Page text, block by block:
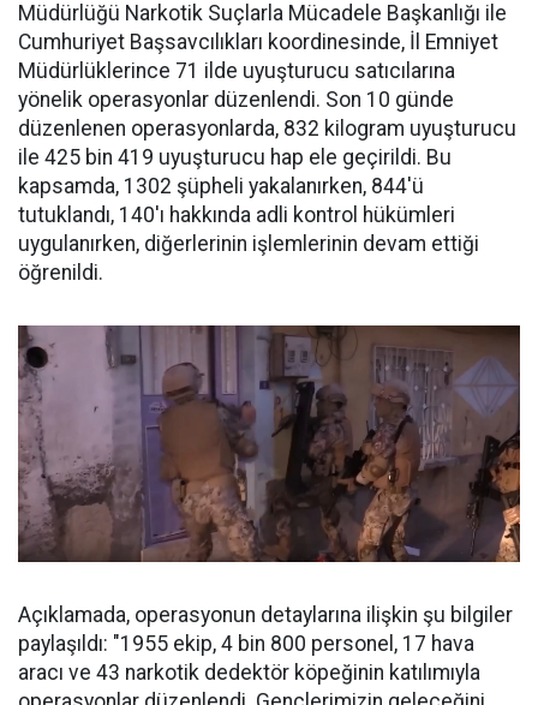
Müdürlüğü Narkotik Suçlarla Mücadele Başkanlığı ile
Cumhuriyet Başsavcılıkları koordinesinde, İl Emniyet
Müdürlüklerince 71 ilde uyuşturucu satıcılarına
yönelik operasyonlar düzenlendi. Son 10 günde
düzenlenen operasyonlarda, 832 kilogram uyuşturucu
ile 425 bin 419 uyuşturucu hap ele geçirildi. Bu
kapsamda, 1302 şüpheli yakalanırken, 844'ü
tutuklandı, 140'ı hakkında adli kontrol hükümleri
uygulanırken, diğerlerinin işlemlerinin devam ettiği
öğrenildi.
Açıklamada, operasyonun detaylarına ilişkin şu bilgiler
paylaşıldı: "1955 ekip, 4 bin 800 personel, 17 hava
aracı ve 43 narkotik dedektör köpeğinin katılımıyla